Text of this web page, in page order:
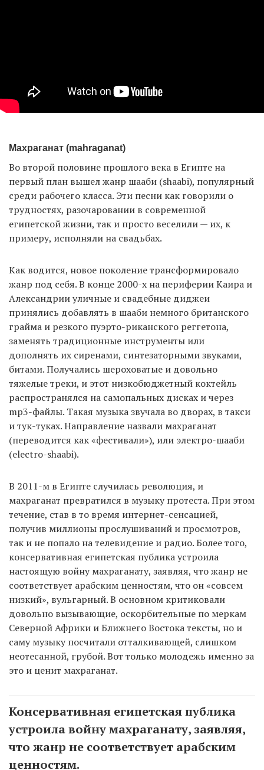
Махраганат (mahraganat)
Во второй половине прошлого века в Египте на
первый план вышел жанр шааби (shaabi), популярный
среди рабочего класса. Эти песни как говорили о
трудностях, разочаровании в современной
египетской жизни, так и просто веселили — их, к
примеру, исполняли на свадьбах.
Как водится, новое поколение трансформировало
жанр под себя. В конце 2000-х на периферии Каира и
Александрии уличные и свадебные диджеи
принялись добавлять в шааби немного британского
грайма и резкого пуэрто-риканского реггетона,
заменять традиционные инструменты или
дополнять их сиренами, синтезаторными звуками,
битами. Получались шероховатые и довольно
тяжелые треки, и этот низкобюджетный коктейль
распространялся на самопальных дисках и через
mp3-файлы. Такая музыка звучала во дворах, в такси
и тук-туках. Направление назвали махраганат
(переводится как «фестивали»), или электро-шааби
(electro-shaabi).
В 2011-м в Египте случилась революция, и
махраганат превратился в музыку протеста. При этом
течение, став в то время интернет-сенсацией,
получив миллионы прослушиваний и просмотров,
так и не попало на телевидение и радио. Более того,
консервативная египетская публика устроила
настоящую войну махраганату, заявляя, что жанр не
соответствует арабским ценностям, что он «совсем
низкий», вульгарный. В основном критиковали
довольно вызывающие, оскорбительные по меркам
Северной Африки и Ближнего Востока тексты, но и
саму музыку посчитали отталкивающей, слишком
неотесанной, грубой. Вот только молодежь именно за
это и ценит махраганат.
Консервативная египетская публика
устроила войну махраганату, заявляя,
что жанр не соответствует арабским
ценностям.